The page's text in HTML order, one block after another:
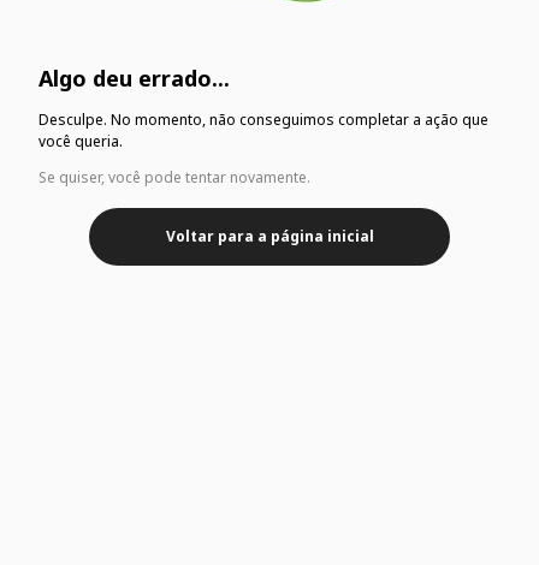
Algo deu errado...
Desculpe. No momento, não conseguimos completar a ação que
você queria.
Se quiser, você pode tentar novamente.
Voltar para a página inicial